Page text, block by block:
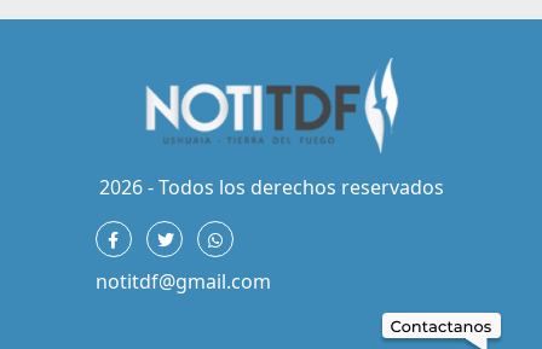
2026 - Todos los derechos reservados
notitdf@gmail.com